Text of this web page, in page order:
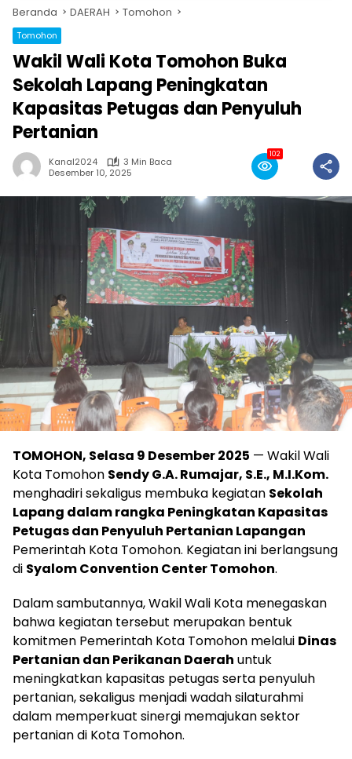
Beranda DAERAH Tomohon
Tomohon
Wakil Wali Kota Tomohon Buka
Sekolah Lapang Peningkatan
Kapasitas Petugas dan Penyuluh
Pertanian
Kanal2024
3 Min Baca
Desember 10, 2025
102
TOMOHON, Selasa 9 Desember 2025 — Wakil Wali
Kota Tomohon Sendy G.A. Rumajar, S.E., M.I.Kom.
menghadiri sekaligus membuka kegiatan Sekolah
Lapang dalam rangka Peningkatan Kapasitas
Petugas dan Penyuluh Pertanian Lapangan
Pemerintah Kota Tomohon. Kegiatan ini berlangsung
di Syalom Convention Center Tomohon.
Dalam sambutannya, Wakil Wali Kota menegaskan
bahwa kegiatan tersebut merupakan bentuk
komitmen Pemerintah Kota Tomohon melalui Dinas
Pertanian dan Perikanan Daerah untuk
meningkatkan kapasitas petugas serta penyuluh
pertanian, sekaligus menjadi wadah silaturahmi
dalam memperkuat sinergi memajukan sektor
pertanian di Kota Tomohon.